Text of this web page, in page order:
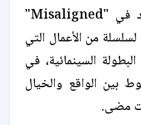
إن قصة تيلي نوروود في "Misaligned"
من الأعمال التي
السينمائية، في
بين الواقع والخيال
مضى.